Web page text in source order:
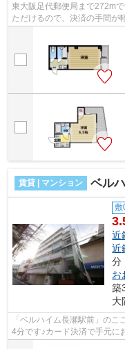
東大阪足代郵便局まで272m
ただけるので、決済の手間が
タイプの物件です♪高ニーズ
賃貸 | マンション ベル
敷
近
近
分
お
築
大
「ベルハイム長瀬駅前」の
4分です♪カード決済で手元に
す♪陽当たりの良いマンション